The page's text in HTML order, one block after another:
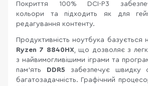
Покриття 100% DCI-P3
кольори та підходить як для
редагування контенту.
Продуктивність ноутбука базується
Ryzen 7 8840HX, що дозволяє з
з найвимогливішими іграми та
пам’ять DDR5 забезпечує швидку
багатозадачність. Графічний